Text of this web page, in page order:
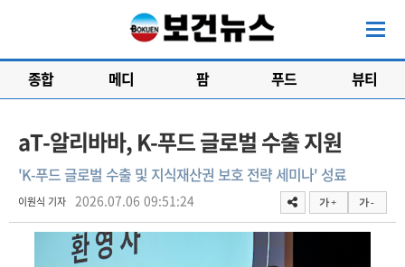
종합 메디 팜 푸드 뷰티
aT-알리바바, K-푸드 글로벌 수출 지원
'K-푸드 글로벌 수출 및 지식재산권 보호 전략 세미나' 성료
이원식 기자 2026.07.06 09:51:24 가 + 가 -